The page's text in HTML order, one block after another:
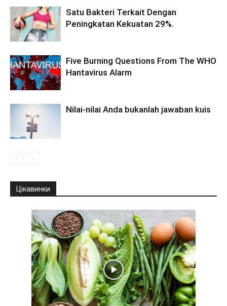
Satu Bakteri Terkait Dengan
Peningkatan Kekuatan 29%.
Five Burning Questions From The WHO
Hantavirus Alarm
Nilai-nilai Anda bukanlah jawaban kuis
Цікавинки